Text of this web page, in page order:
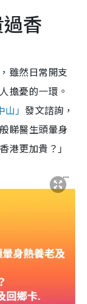
香
雖然日常開支
擔憂的一環。
山」發文諮詢，
睇醫生頭暈身
港更加貴？」